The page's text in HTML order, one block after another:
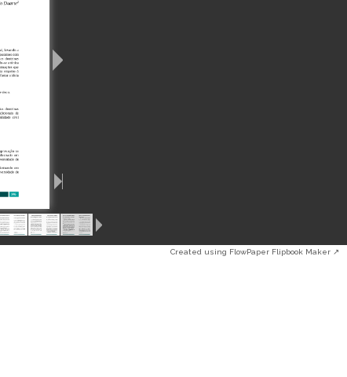
Created using FlowPaper Flipbook Maker ↗